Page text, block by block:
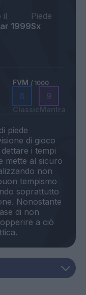
il
1999
Piede
Sx
FVM / 1000
8
Classic
9
Mantra
piede
di gioco
i tempi
mette al sicuro
non
tempismo
soprattutto
Nonostante
di non
a ciò